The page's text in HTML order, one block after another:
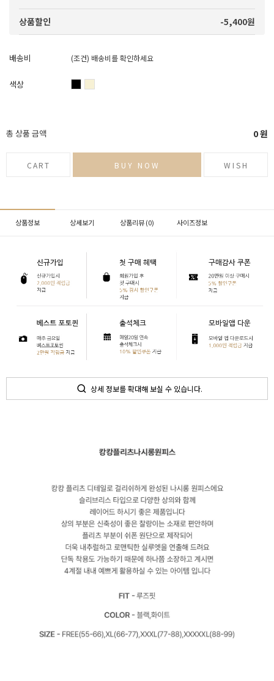
상품할인 -5,400원
배송비 (조건) 배송비를 확인하세요
색상
총 상품 금액 0원
CART BUY NOW WISH
상품정보 상세보기 상품리뷰 (0) 사이즈정보
상세 정보를 확대해 보실 수 있습니다.